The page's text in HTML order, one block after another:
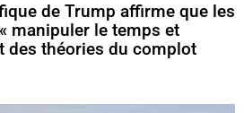
de Trump affirme que les
manipuler le temps et
des théories du complot